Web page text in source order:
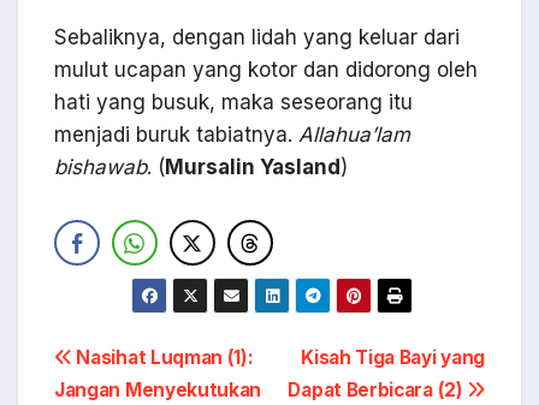
Sebaliknya, dengan lidah yang keluar dari
mulut ucapan yang kotor dan didorong oleh
hati yang busuk, maka seseorang itu
menjadi buruk tabiatnya. Allahua’lam
bishawab. ( Mursalin Yasland )
Navigasi
Kisah Tiga Bayi yang
Dapat Berbicara (2)
Nasihat Luqman (1):
Jangan Menyekutukan